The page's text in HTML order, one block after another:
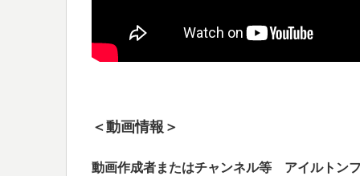
＜動画情報＞
動画作成者またはチャンネル等 アイルトン